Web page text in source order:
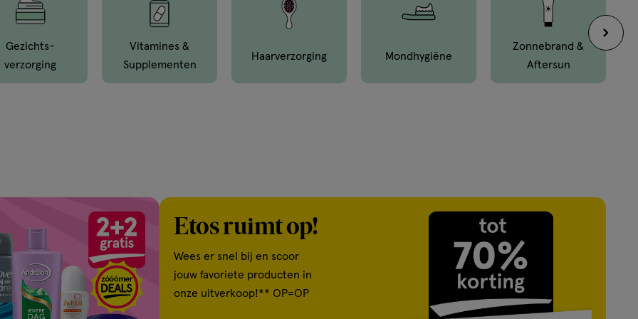
Gezichts­
Verzorging
Vitamines &
Supple­menten
Haar­verzorging Mond­hygiëne
Zonnebrand &
Aftersun
Etos ruimt op!
Wees er snel bij en scoor
jouw favoriete producten in
onze uitverkoop!** OP=OP